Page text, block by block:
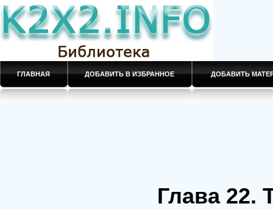
ГЛАВНАЯ ДОБАВИТЬ В ИЗБРАННОЕ ДОБАВИТЬ
Глава